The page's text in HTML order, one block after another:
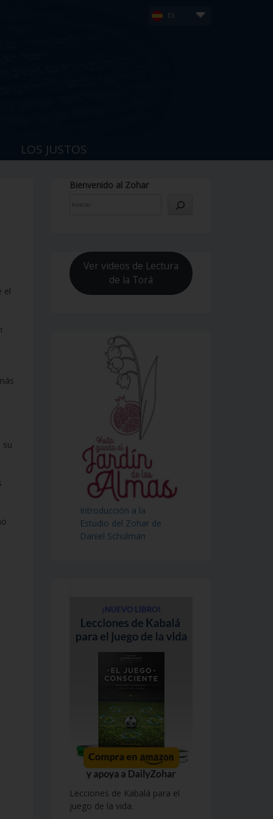
ES
LOS JUSTOS
el
su
Bienvenido al Zohar
Ver videos de Lectura
de la Torá
Introducción a la
Estudio del Zohar de
Daniel Schulman
Lecciones de Kabalá para el
juego de la vida.